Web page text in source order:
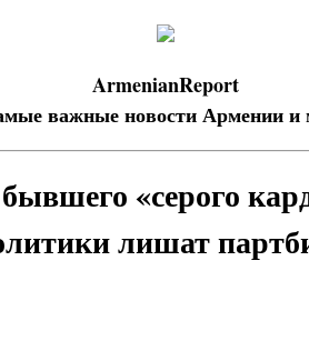
ArmenianReport
важные новости Армении и
«серого
лишат